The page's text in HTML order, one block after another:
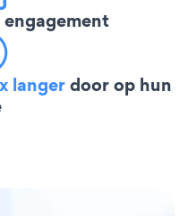
engagement
langerdoor op hun